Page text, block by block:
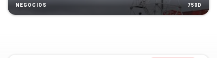
NEGOCIOS 750D